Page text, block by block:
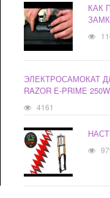
КАК
ЭЛЕКТРОСАМОКАТ
RAZOR E-PRIME
4161